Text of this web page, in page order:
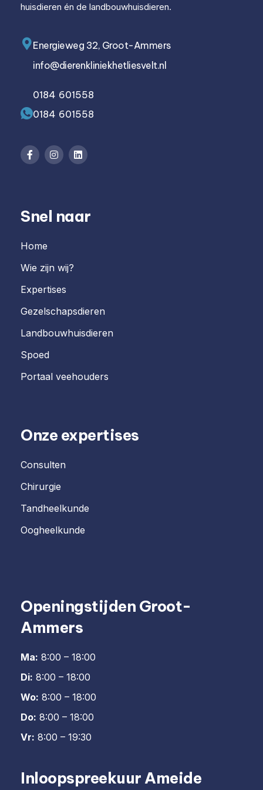
huisdieren én de landbouwhuisdieren.
Energieweg 32, Groot-Ammers
info@dierenkliniekhetliesvelt.nl
0184 601558
0184 601558
Snel naar
Home
Wie zijn wij?
Expertises
Gezelschapsdieren
Landbouwhuisdieren
Spoed
Portaal veehouders
Onze expertises
Consulten
Chirurgie
Tandheelkunde
Oogheelkunde
Openingstijden Groot-
Ammers
Ma: 8:00 – 18:00
Di: 8:00 – 18:00
Wo: 8:00 – 18:00
Do: 8:00 – 18:00
Vr: 8:00 – 19:30
Inloopspreekuur Ameide